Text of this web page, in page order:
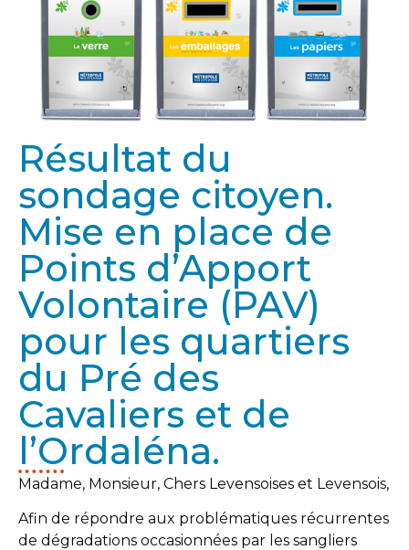
Résultat du
sondage citoyen.
Mise en place de
Points d’Apport
Volontaire (PAV)
pour les quartiers
du Pré des
Cavaliers et de
l’Ordaléna.
Madame, Monsieur, Chers Levensoises et Levensois,
Afin de répondre aux problématiques récurrentes
de dégradations occasionnées par les sangliers